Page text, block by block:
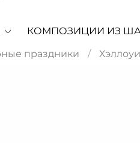
КОМПОЗИЦИИ ИЗ
праздники